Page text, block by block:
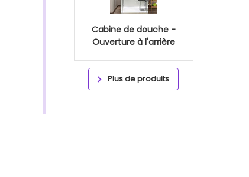
Cabine de douche -
Ouverture à l'arrière
Plus de produits